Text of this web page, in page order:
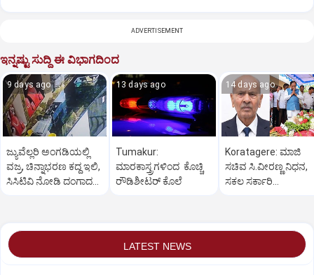
ADVERTISEMENT
ಇನ್ನಷ್ಟು ಸುದ್ದಿ ಈ ವಿಭಾಗದಿಂದ
9 days ago
ಜ್ಯುವೆಲ್ಲರಿ ಅಂಗಡಿಯಲ್ಲಿ
ವಜ್ರ, ಚಿನ್ನಾಭರಣ ಕದ್ದ ಇಲಿ,
ಸಿಸಿಟಿವಿ ನೋಡಿ ದಂಗಾದ
13 days ago
Tumakur:
ಮಾರಕಾಸ್ತ್ರಗಳಿಂದ ಕೊಚ್ಚಿ
ರೌಡಿಶೀಟರ್ ಕೊಲೆ
14 days ago
Koratagere: ಮಾಜಿ
ಸಚಿವ ಸಿ.ವೀರಣ್ಣ ನಿಧನ,
ಸಕಲ ಸರ್ಕಾರಿ
LATEST NEWS